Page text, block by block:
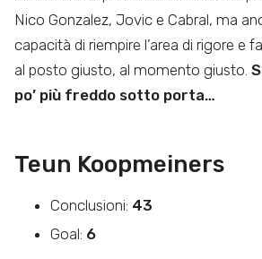
Nico Gonzalez, Jovic e Cabral, ma
capacità di riempire l’area di rigore e
al posto giusto, al momento giusto.
po’ più freddo sotto porta…
Teun Koopmeiners
Conclusioni: 43
Goal: 6